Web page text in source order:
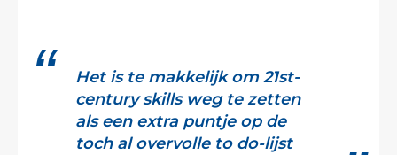
Het is te makkelijk om 21st-
century skills weg te zetten
als een extra puntje op de
toch al overvolle to do-lijst